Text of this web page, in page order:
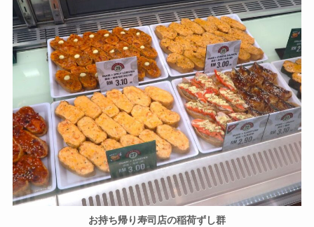
お持ち帰り寿司店の稲荷ずし群